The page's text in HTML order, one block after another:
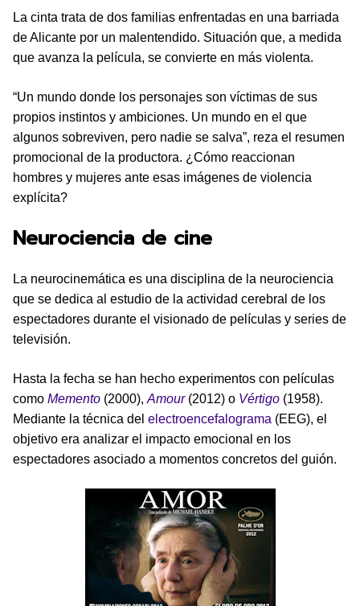
La cinta trata de dos familias enfrentadas en una barriada
de Alicante por un malentendido. Situación que, a medida
que avanza la película, se convierte en más violenta.
“Un mundo donde los personajes son víctimas de sus
propios instintos y ambiciones. Un mundo en el que
algunos sobreviven, pero nadie se salva”, reza el resumen
promocional de la productora. ¿Cómo reaccionan
hombres y mujeres ante esas imágenes de violencia
explícita?
Neurociencia de cine
La neurocinemática es una disciplina de la neurociencia
que se dedica al estudio de la actividad cerebral de los
espectadores durante el visionado de películas y series de
televisión.
Hasta la fecha se han hecho experimentos con películas
como Memento (2000), Amour(2012) o Vértigo (1958).
Mediante la técnica del electroencefalograma (EEG), el
objetivo era analizar el impacto emocional en los
espectadores asociado a momentos concretos del guión.